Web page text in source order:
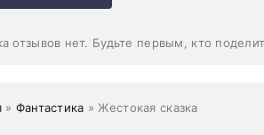
отзывов нет. Будьте первым, кто
» Фантастика » Жестокая сказка